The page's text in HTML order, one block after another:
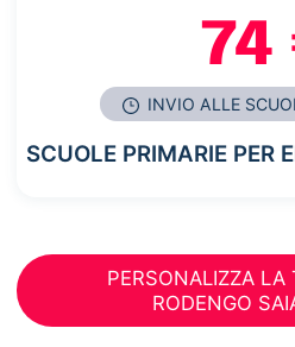
74
INVIO ALLE
SCUOLE PRIMARIE PER
PERSONALIZZA LA
RODENGO